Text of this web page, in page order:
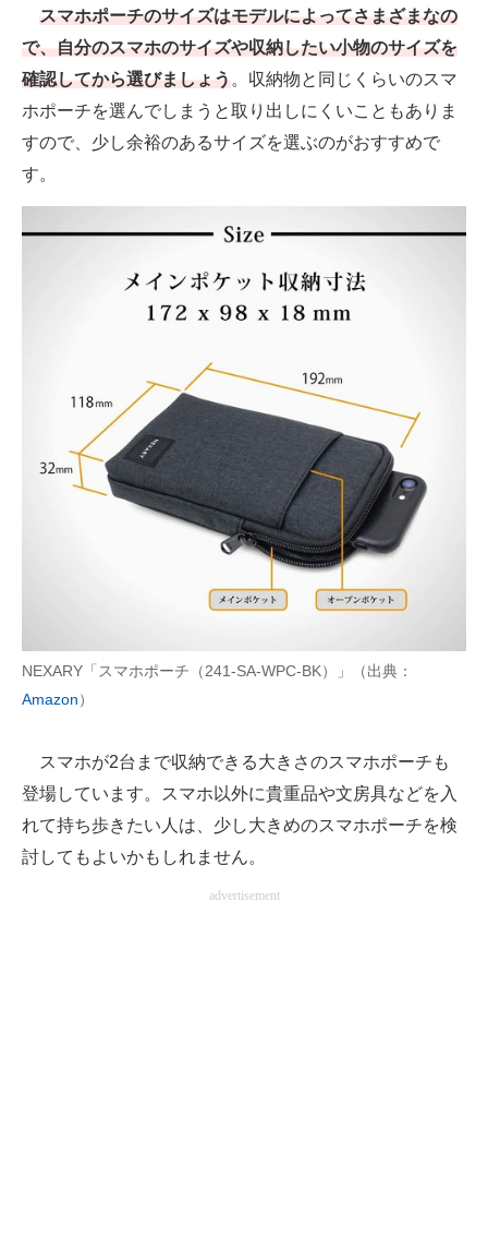
スマホポーチのサイズはモデルによってさまざまなの
で、自分のスマホのサイズや収納したい小物のサイズを
確認してから選びましょう。収納物と同じくらいのスマ
ホポーチを選んでしまうと取り出しにくいこともありま
すので、少し余裕のあるサイズを選ぶのがおすすめで
す。
NEXARY「スマホポーチ（241-SA-WPC-BK）」（出典：
Amazon）
スマホが2台まで収納できる大きさのスマホポーチも
登場しています。スマホ以外に貴重品や文房具などを入
れて持ち歩きたい人は、少し大きめのスマホポーチを検
討してもよいかもしれません。
advertisement